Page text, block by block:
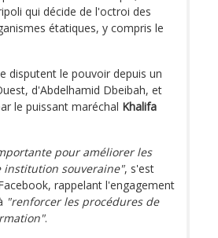
qui décide de l'octroi des
étatiques, y compris le
disputent le pouvoir depuis un
d'Abdelhamid Dbeibah, et
le puissant maréchal Khalifa
pour améliorer les
institution souveraine", s'est
rappelant l'engagement
"renforcer les procédures de
.